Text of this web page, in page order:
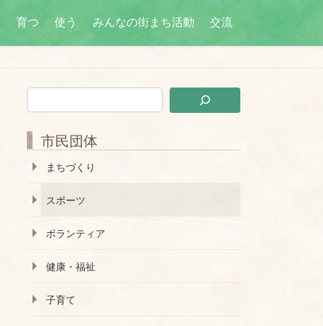
育つ 使う みんなの街まち活動 交流
市民団体
まちづくり
スポーツ
ボランティア
健康・福祉
子育て